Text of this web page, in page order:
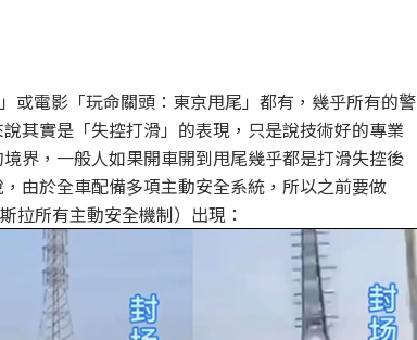
或電影「玩命關頭：東京甩尾」都有，幾乎所有的警
其實是「失控打滑」的表現，只是說技術好的專業
界，一般人如果開車開到甩尾幾乎都是打滑失控後
由於全車配備多項主動安全系統，所以之前要做
拉所有主動安全機制）出現：